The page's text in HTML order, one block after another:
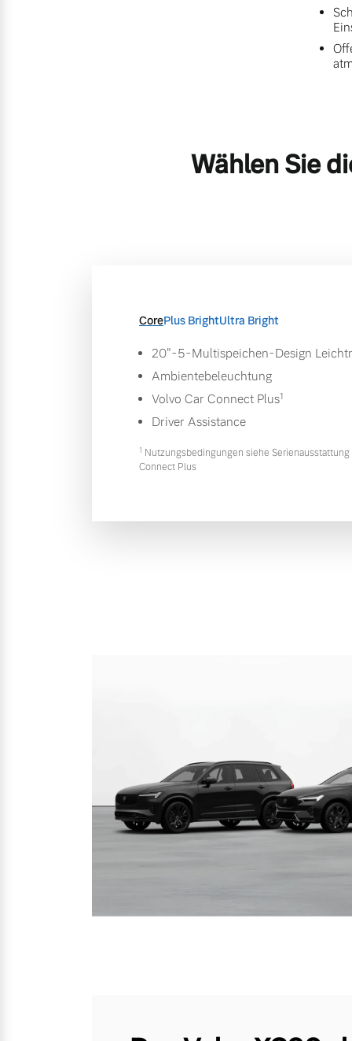
Wählen Sie
CorePlus BrightUltra Bright
20"-5-Multispeichen-Design
Ambientebeleuchtung
Volvo Car Connect Plus1
Driver Assistance
1 Nutzungsbedingungen siehe Serienausstattung
Connect Plus